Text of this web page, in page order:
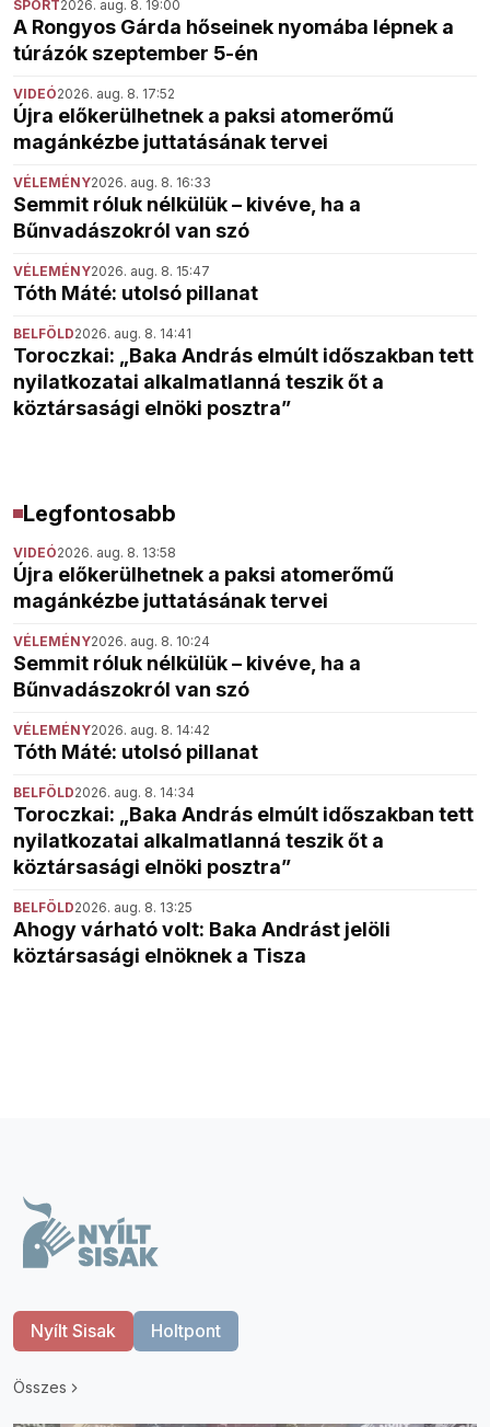
SPORT2026. aug. 8. 19:00
A Rongyos Gárda hőseinek nyomába lépnek a
túrázók szeptember 5-én
VIDEÓ2026. aug. 8. 17:52
Újra előkerülhetnek a paksi atomerőmű
magánkézbe juttatásának tervei
VÉLEMÉNY2026. aug. 8. 16:33
Semmit róluk nélkülük – kivéve, ha a
Bűnvadászokról van szó
VÉLEMÉNY2026. aug. 8. 15:47
Tóth Máté: utolsó pillanat
BELFÖLD2026. aug. 8. 14:41
Toroczkai: „Baka András elmúlt időszakban tett
nyilatkozatai alkalmatlanná teszik őt a
köztársasági elnöki posztra”
Legfontosabb
VIDEÓ2026. aug. 8. 13:58
Újra előkerülhetnek a paksi atomerőmű
magánkézbe juttatásának tervei
VÉLEMÉNY2026. aug. 8. 10:24
Semmit róluk nélkülük – kivéve, ha a
Bűnvadászokról van szó
VÉLEMÉNY2026. aug. 8. 14:42
Tóth Máté: utolsó pillanat
BELFÖLD2026. aug. 8. 14:34
Toroczkai: „Baka András elmúlt időszakban tett
nyilatkozatai alkalmatlanná teszik őt a
köztársasági elnöki posztra”
BELFÖLD2026. aug. 8. 13:25
Ahogy várható volt: Baka Andrást jelöli
köztársasági elnöknek a Tisza
Nyílt Sisak Holtpont
Összes